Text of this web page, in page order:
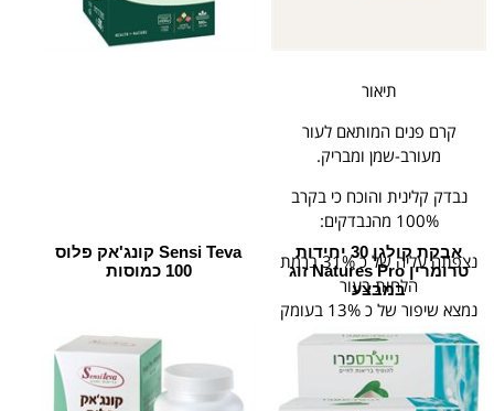
תיאור
קרם פנים המותאם לעור
מעורב-שמן ומבריק.
נבדק קלינית והוכח כי בקרב
100% מהנבדקים:
נצפתה עליה של כ 31% ברמת
הלחות בעור
נמצא שיפור של כ 13% בעומק
הקמטים
מעניק מראה עור מט וגוון עור
אחיד, שאינו מבריק משומן.
אבקת קולגן 30 יחידות
טרומרין Natures Pro זוג
במבצע
Sensi Teva קונג'אק פלוס
100 כמוסות